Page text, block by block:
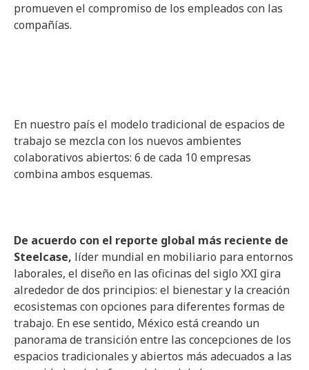
promueven el compromiso de los empleados con las
compañías.
En nuestro país el modelo tradicional de espacios de
trabajo se mezcla con los nuevos ambientes
colaborativos abiertos: 6 de cada 10 empresas
combina ambos esquemas.
De acuerdo con el reporte global más reciente de
Steelcase, líder mundial en mobiliario para entornos
laborales, el diseño en las oficinas del siglo XXI gira
alrededor de dos principios: el bienestar y la creación
ecosistemas con opciones para diferentes formas de
trabajo. En ese sentido, México está creando un
panorama de transición entre las concepciones de los
espacios tradicionales y abiertos más adecuados a las